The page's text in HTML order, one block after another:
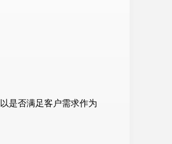
是否满足客户需求作为